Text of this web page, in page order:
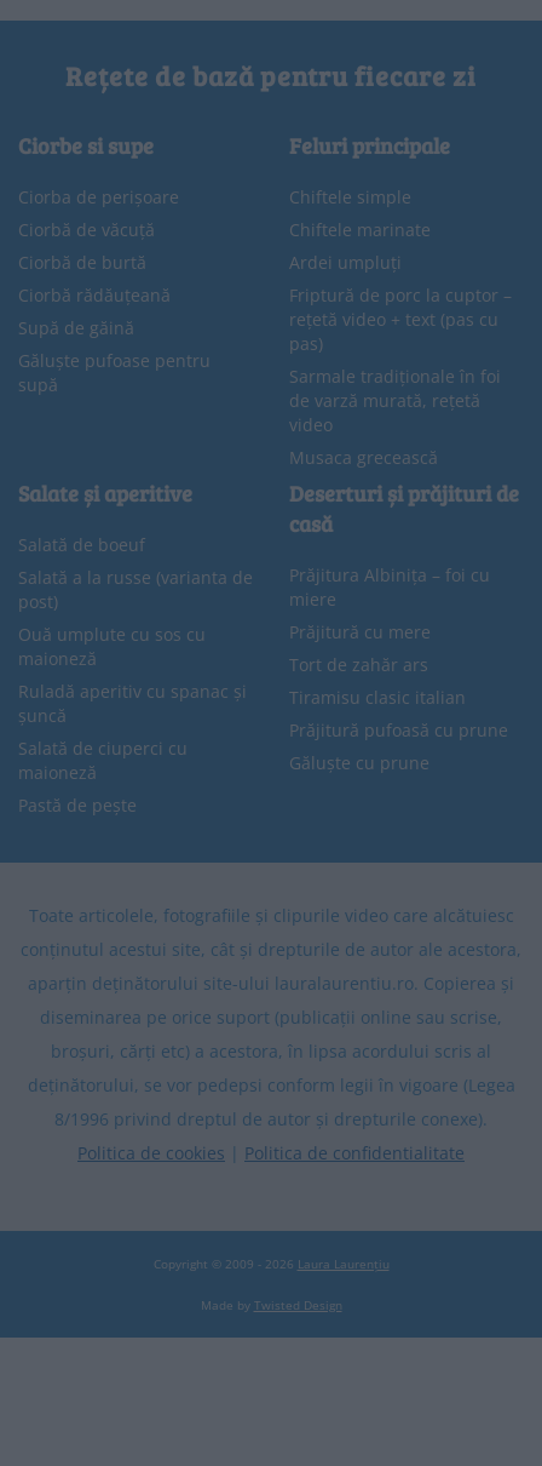
Rețete de bază pentru fiecare zi
Ciorbe si supe
Ciorba de perișoare
Ciorbă de văcuță
Ciorbă de burtă
Ciorbă rădăuțeană
Supă de găină
Găluște pufoase pentru
supă
Feluri principale
Chiftele simple
Chiftele marinate
Ardei umpluți
Friptură de porc la cuptor –
rețetă video + text (pas cu
pas)
Sarmale tradiționale în foi
de varză murată, rețetă
video
Musaca grecească
Salate și aperitive
Salată de boeuf
Salată a la russe (varianta de
post)
Ouă umplute cu sos cu
maioneză
Ruladă aperitiv cu spanac și
șuncă
Salată de ciuperci cu
maioneză
Pastă de pește
Deserturi și prăjituri de
casă
Prăjitura Albinița – foi cu
miere
Prăjitură cu mere
Tort de zahăr ars
Tiramisu clasic italian
Prăjitură pufoasă cu prune
Găluște cu prune
Toate articolele, fotografiile și clipurile video care alcătuiesc
conținutul acestui site, cât și drepturile de autor ale acestora,
aparțin deținătorului site-ului lauralaurentiu.ro. Copierea și
diseminarea pe orice suport (publicații online sau scrise,
broșuri, cărți etc) a acestora, în lipsa acordului scris al
deținătorului, se vor pedepsi conform legii în vigoare (Legea
8/1996 privind dreptul de autor și drepturile conexe).
Politica de cookies | Politica de confidentialitate
Copyright © 2009 - 2026 Laura Laurențiu
Made by Twisted Design